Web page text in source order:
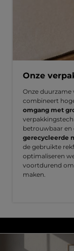
Onze
Onze duurzame
combineert
omgang met
betrouwbaar en
gerecycleerde
de gebruikte
optimaliseren
voortdurend om
maken.